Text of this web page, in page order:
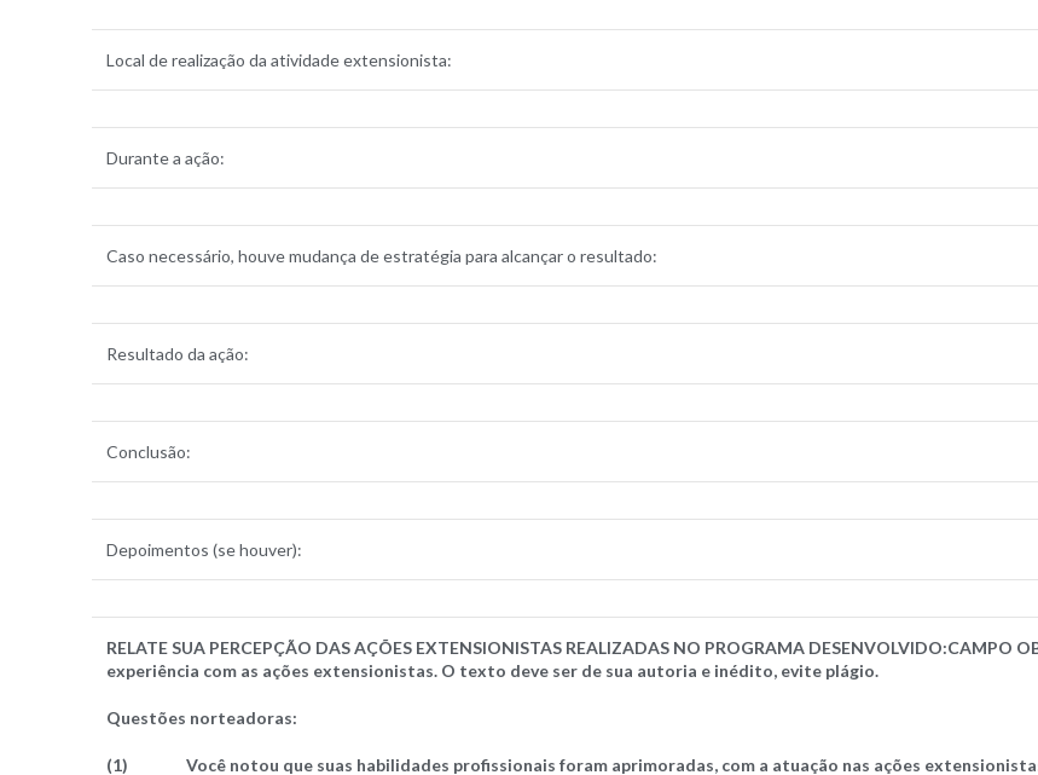
Local de realização da atividade extensionista:
Durante a ação:
Caso necessário, houve mudança de estratégia para alcançar o resultado:
Resultado da ação:
Conclusão:
Depoimentos (se houver):
RELATE SUA PERCEPÇÃO DAS AÇÕES EXTENSIONISTAS REALIZADAS NO PROGRAMA DESENVOLVIDO:CAMPO
experiência com as ações extensionistas. O texto deve ser de sua autoria e inédito, evite plágio.
Questões norteadoras:
(1) Você notou que suas habilidades profissionais foram aprimoradas, com a atuação nas ações